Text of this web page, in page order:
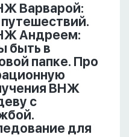
Варварой:
Андреем:
быть в
папке. Про
ВНЖ
с
для